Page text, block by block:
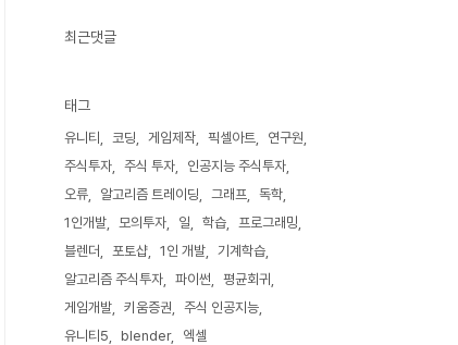
최근댓글
태그
유니티 코딩 게임제작 픽셀아트
연구원
주식투자
주식 투자
인공지능 주식투자
오류
알고리즘 트레이딩 그래프
독학
1인개발
모의투자 일 학습
프로그래밍
블렌더
포토샵 1인 개발
기계학습
알고리즘 주식투자
파이썬
평균회귀
게임개발
키움증권
주식 인공지능
유니티5
blender 엑셀